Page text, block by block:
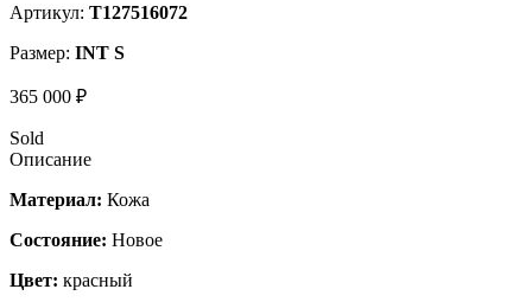
Артикул: T127516072
Размер: INT S
365 000 ₽
Sold
Описание
Материал: Кожа
Состояние: Новое
Цвет: красный